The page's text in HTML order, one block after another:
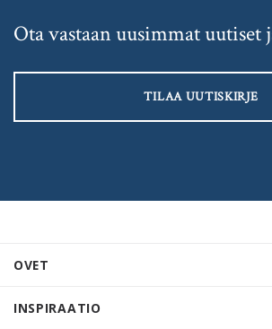
OVET
INSPIRAATIO
Ota vastaan uusimmat
TILAA UUTISKIRJE